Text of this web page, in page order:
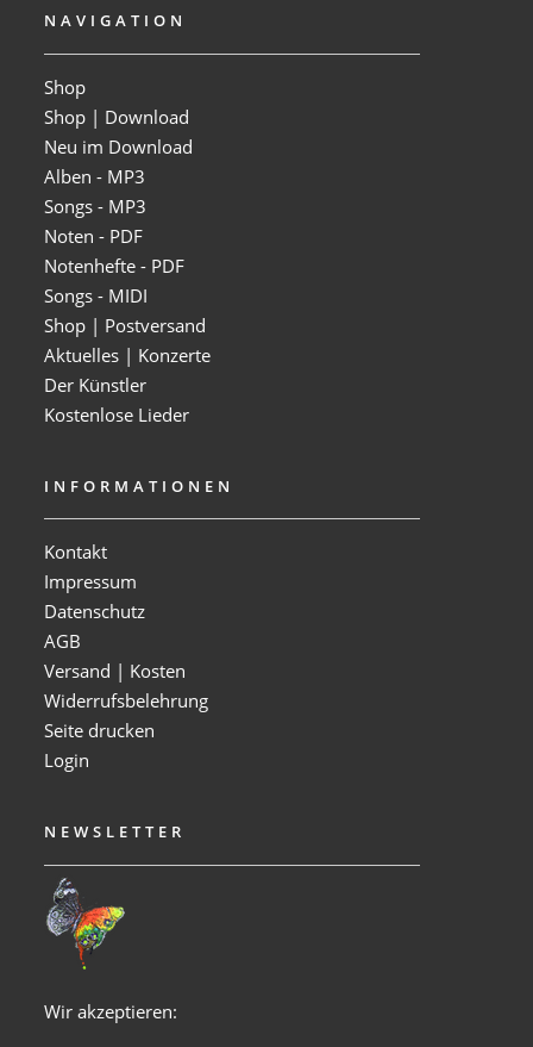
NAVIGATION
Shop
Shop | Download
Neu im Download
Alben - MP3
Songs - MP3
Noten - PDF
Notenhefte - PDF
Songs - MIDI
Shop | Postversand
Aktuelles | Konzerte
Der Künstler
Kostenlose Lieder
INFORMATIONEN
Kontakt
Impressum
Datenschutz
AGB
Versand | Kosten
Widerrufsbelehrung
Seite drucken
Login
NEWSLETTER
Wir akzeptieren: